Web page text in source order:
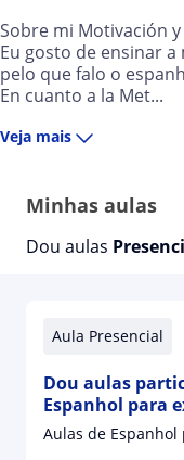
Sobre mi Motivación
Eu gosto de ensinar
pelo que falo o
En cuanto a la Met...
Veja mais
Minhas aulas
Dou aulas
Aula Presencial
Dou aulas
Espanhol para
Aulas de